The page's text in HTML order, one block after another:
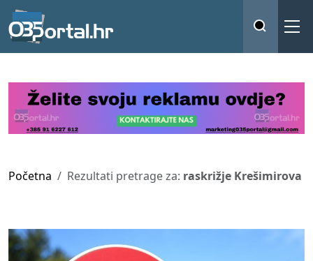
Početna Rezultati pretrage za: raskrižje Krešimirova